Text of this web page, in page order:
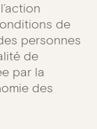
de
personnes
de
par la
des